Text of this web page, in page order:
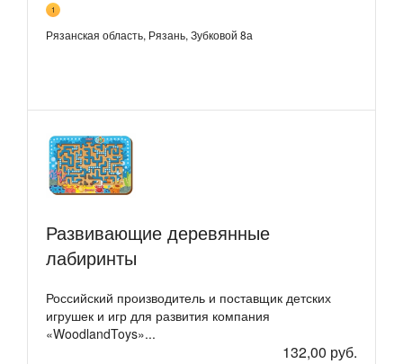
1
Рязанская область, Рязань, Зубковой 8а
Развивающие деревянные
лабиринты
Российский производитель и поставщик детских
игрушек и игр для развития компания
«WoodlandToys»...
132,00 руб.